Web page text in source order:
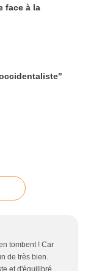
face à la
tombent ! Car
de très bien.
et d'équilibré.